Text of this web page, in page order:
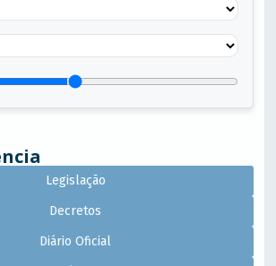
Legislação
Decretos
Diário Oficial